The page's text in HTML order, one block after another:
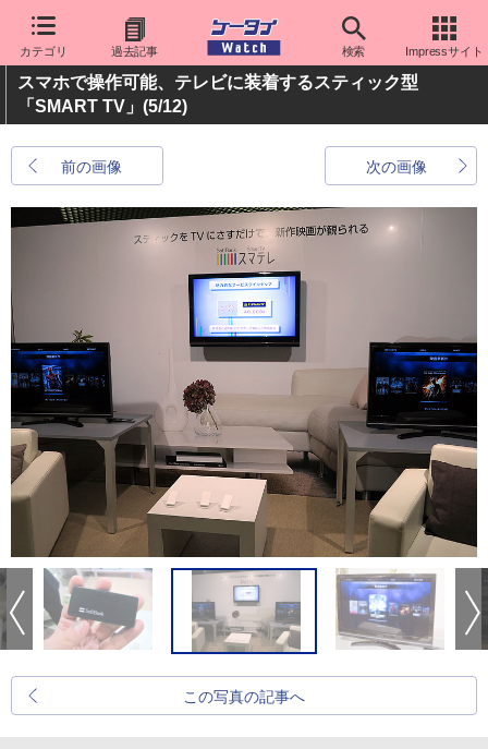
カテゴリ 過去記事 検索 Impressサイト
スマホで操作可能、テレビに装着するスティック型
「SMART TV」 (5/12)
前の画像 次の画像
この写真の記事へ